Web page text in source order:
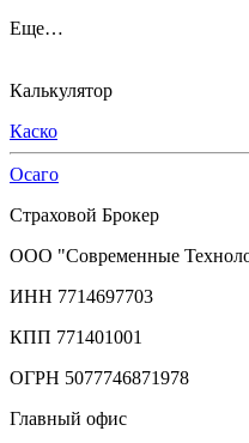
Еще…
Калькулятор
Каско
Осаго
Страховой Брокер
ООО "Современные
ИНН 7714697703
КПП 771401001
ОГРН 5077746871978
Главный офис